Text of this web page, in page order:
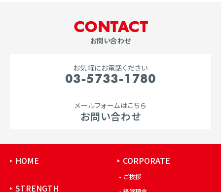
CONTACT
お問い合わせ
お気軽にお電話ください
03-5733-1780
メールフォームはこちら
お問い合わせ
HOME
STRENGTH
CORPORATE
ご挨拶